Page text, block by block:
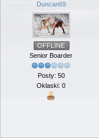
Duncan69
OFFLINE
Senior Boarder
Posty: 50
Oklaski: 0